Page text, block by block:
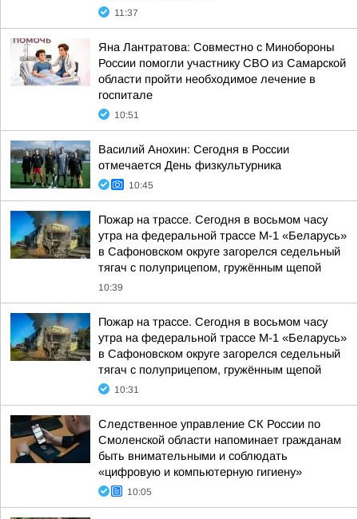
11:37
Яна Лантратова: Совместно с Минобороны
России помогли участнику СВО из Самарской
области пройти необходимое лечение в
госпитале
10:51
Василий Анохин: Сегодня в России
отмечается День физкультурника
10:45
Пожар на трассе. Сегодня в восьмом часу
утра на федеральной трассе М-1 «Беларусь»
в Сафоновском округе загорелся седельный
тягач с полуприцепом, гружённым щепой
10:39
Пожар на трассе. Сегодня в восьмом часу
утра на федеральной трассе М-1 «Беларусь»
в Сафоновском округе загорелся седельный
тягач с полуприцепом, гружённым щепой
10:31
Следственное управление СК России по
Смоленской области напоминает гражданам
быть внимательными и соблюдать
«цифровую и компьютерную гигиену»
10:05